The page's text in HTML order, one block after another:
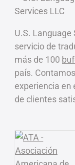
U.S. Language
servicio de
más de 100
país.
experiencia en
de clientes